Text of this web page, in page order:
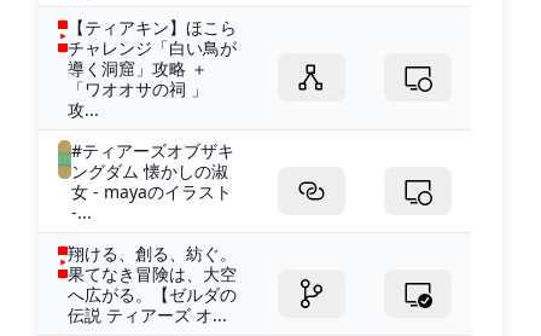
【ティアキン】ほこら
チャレンジ「白い鳥が
導く洞窟」攻略 ＋
「ワオオサの祠 」
攻...
#ティアーズオブザキ
ングダム 懐かしの淑
女 - mayaのイラスト
-...
翔ける、創る、紡ぐ。
果てなき冒険は、大空
へ広がる。【ゼルダの
伝説 ティアーズ オ...